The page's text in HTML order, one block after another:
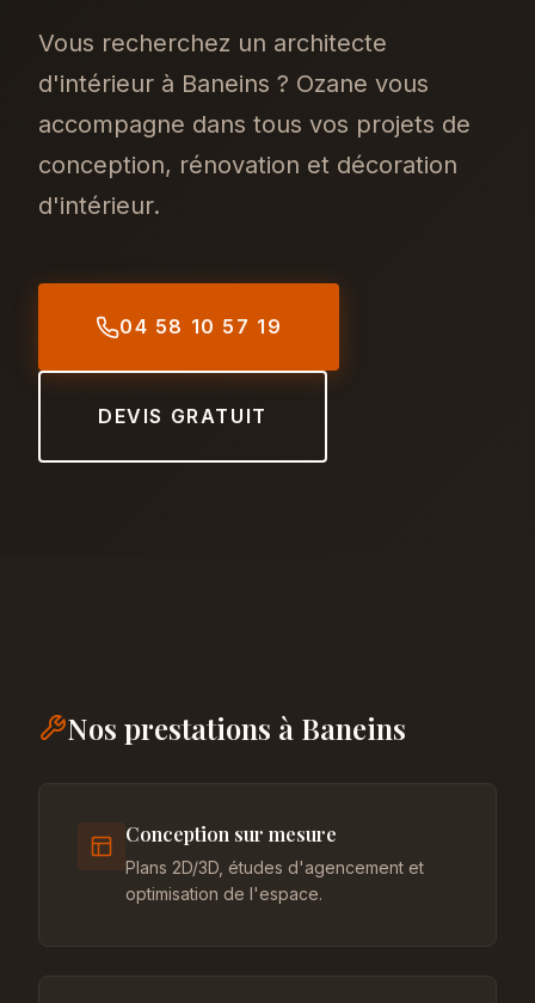
Vous recherchez un architecte
d'intérieur à Baneins ? Ozane vous
accompagne dans tous vos projets de
conception, rénovation et décoration
d'intérieur.
04 58 10 57 19
DEVIS GRATUIT
Nos prestations à Baneins
Conception sur mesure
Plans 2D/3D, études d'agencement et
optimisation de l'espace.